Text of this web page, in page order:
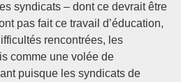
syndicats – dont ce devrait être
pas fait ce travail d’éducation,
rencontrées, les
comme une volée de
puisque les syndicats de